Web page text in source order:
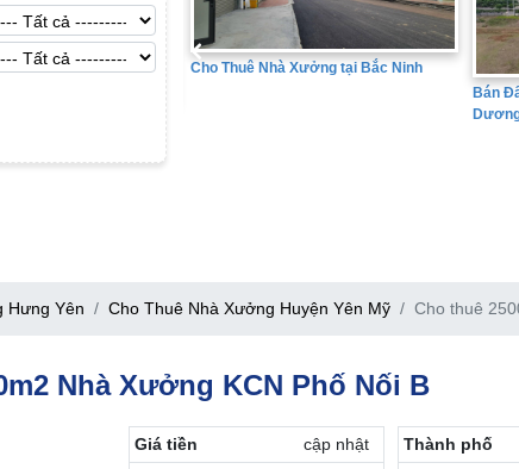
Cho Thuê Nhà Xưởng tại Bắc Ninh
Bán Đất Khu Công Nghiệp tại
Hưng Yên Cho Thuê Nhà Xưởng Huyện Yên Mỹ Cho thuê
Nhà Xưởng KCN Phố Nối B
Giá tiền
cập nhật
Thành phố